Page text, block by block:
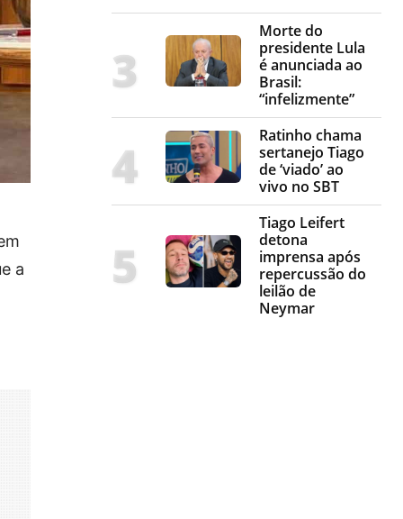
a
Morte do
presidente Lula
é anunciada ao
Brasil:
“infelizmente”
Ratinho chama
sertanejo Tiago
de ‘viado’ ao
vivo no SBT
Tiago Leifert
detona
imprensa após
repercussão do
leilão de
Neymar